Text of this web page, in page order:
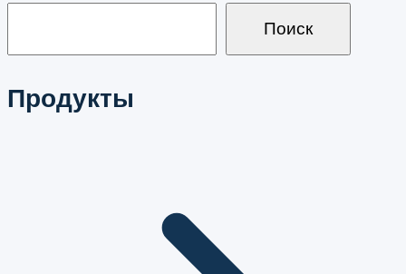
марихуановых
Поиск
Продукты